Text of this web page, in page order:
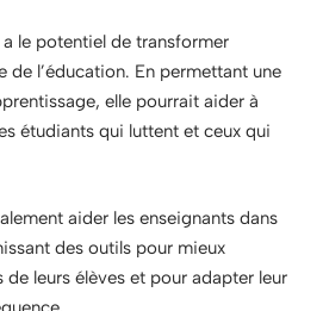
le potentiel de transformer
de l’éducation. En permettant une
elle pourrait aider à
étudiants qui luttent et ceux qui
aider les enseignants dans
des outils pour mieux
leurs élèves et pour adapter leur